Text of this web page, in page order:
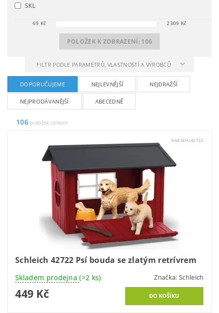
SKL
69 Kč 2309 Kč
POLOŽEK K ZOBRAZENÍ: 106
FILTR PODLE PARAMETRŮ, VLASTNOSTÍ A VÝROBCŮ
DOPORUČUJEME NEJLEVNĚJŠÍ NEJDRAŽŠÍ
NEJPRODÁVANĚJŠÍ ABECEDNĚ
106položek celkem
Kód: SCHL42722
Schleich 42722 Psí bouda se zlatým retrívrem
Skladem prodejna(>2 ks) Značka: Schleich
449 Kč